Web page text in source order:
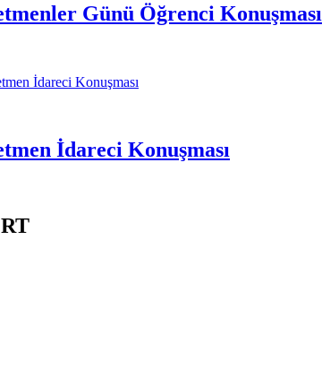
Günü Öğrenci Konuşması
İdareci Konuşması